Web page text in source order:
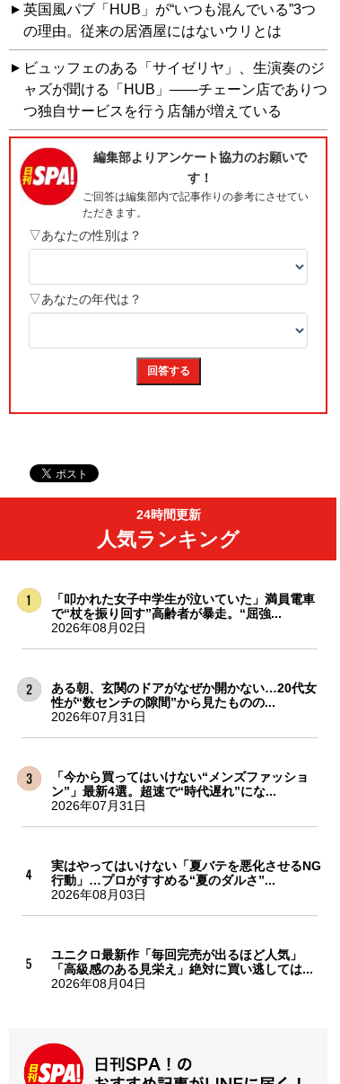
英国風パブ「HUB」が“いつも混んでいる”3つ
の理由。従来の居酒屋にはないウリとは
ビュッフェのある「サイゼリヤ」、生演奏のジ
ャズが聞ける「HUB」――チェーン店でありつ
つ独自サービスを行う店舗が増えている
24時間更新
人気ランキング
「叩かれた女子中学生が泣いていた」満員電車
で“杖を振り回す”高齢者が暴走。“屈強...
2026年08月02日
ある朝、玄関のドアがなぜか開かない…20代女
性が“数センチの隙間”から見たものの...
2026年07月31日
「今から買ってはいけない“メンズファッショ
ン”」最新4選。超速で“時代遅れ”にな...
2026年07月31日
実はやってはいけない「夏バテを悪化させるNG
行動」…プロがすすめる“夏のダルさ”...
2026年08月03日
ユニクロ最新作「毎回完売が出るほど人気」
「高級感のある見栄え」絶対に買い逃しては...
2026年08月04日